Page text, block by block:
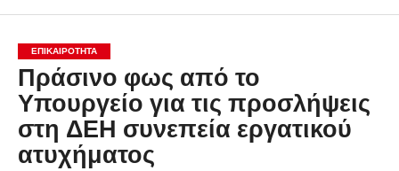
ΕΠΙΚΑΙΡΟΤΗΤΑ
Πράσινο φως από το
Υπουργείο για τις προσλήψεις
στη ΔΕΗ συνεπεία εργατικού
ατυχήματος